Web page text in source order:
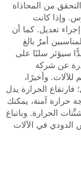
من المحاذاة
وإذا كانت
إجراء تعديل. كما أن
أمرٌ بالغ
سيؤثر سلبًا على
عن شركة
للآلات. وأخيرًا،
الحرارة يدل
حرارة آمنة، يمكنك
الحرارة. وباتباع
الدودي في الآلات